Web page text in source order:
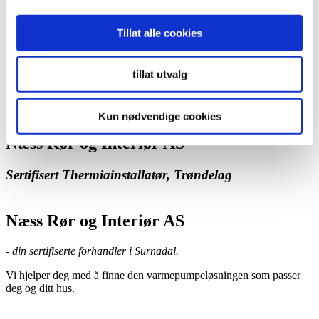
Tillat alle cookies
tillat utvalg
Kun nødvendige cookies
Bestill et hjemmebesøk
Næss Rør og Interiør AS
Sertifisert Thermiainstallatør, Trøndelag
Næss Rør og Interiør AS
- din sertifiserte forhandler i Surnadal.
Vi hjelper deg med å finne den varmepumpeløsningen som passer
deg og ditt hus.